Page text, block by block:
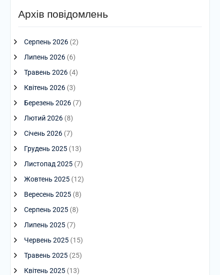
Архів повідомлень
Серпень 2026(2)
Липень 2026(6)
Травень 2026(4)
Квітень 2026(3)
Березень 2026(7)
Лютий 2026(8)
Січень 2026(7)
Грудень 2025(13)
Листопад 2025(7)
Жовтень 2025(12)
Вересень 2025(8)
Серпень 2025(8)
Липень 2025(7)
Червень 2025(15)
Травень 2025(25)
Квітень 2025(13)